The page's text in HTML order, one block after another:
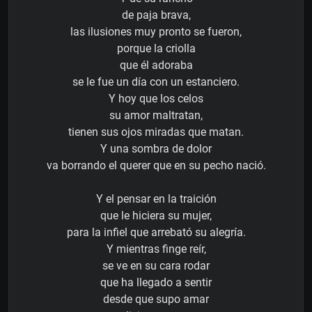
de paja brava,
las ilusiones muy pronto se fueron,
porque la criolla
que él adoraba
se le fue un día con un estanciero.
Y hoy que los celos
su amor maltratan,
tienen sus ojos miradas que matan.
Y una sombra de dolor
va borrando el querer que en su pecho nació.
Y el pensar en la traición
que le hiciera su mujer,
para la infiel que arrebató su alegría.
Y mientras finge reír,
se ve en su cara rodar
que ha llegado a sentir
desde que supo amar